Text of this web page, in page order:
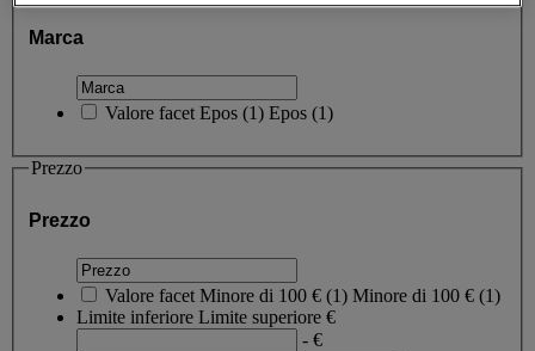
Marca
Valore facet Epos (1) Epos (1)
Prezzo
Prezzo
Valore facet Minore di 100 € (1) Minore di 100 € (1)
Limite inferiore Limite superiore €
- €